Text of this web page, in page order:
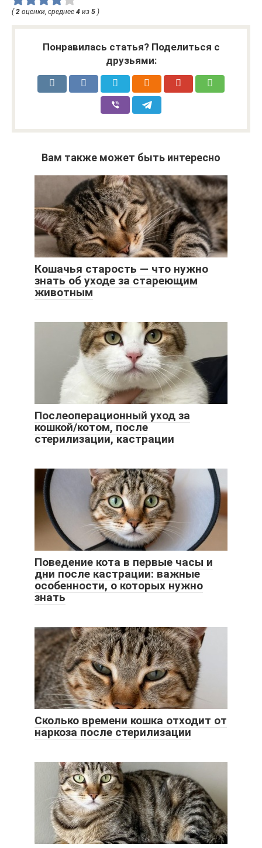
( 2 оценки, среднее 4 из 5 )
Понравилась статья? Поделиться с
друзьями:
Вам также может быть интересно
Кошачья старость — что нужно
знать об уходе за стареющим
животным
Послеоперационный уход за
кошкой/котом, после
стерилизации, кастрации
Поведение кота в первые часы и
дни после кастрации: важные
особенности, о которых нужно
знать
Сколько времени кошка отходит от
наркоза после стерилизации